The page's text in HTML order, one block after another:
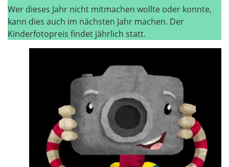
Wer dieses Jahr nicht mitmachen wollte oder konnte,
kann dies auch im nächsten Jahr machen. Der
Kinderfotopreis findet jährlich statt.